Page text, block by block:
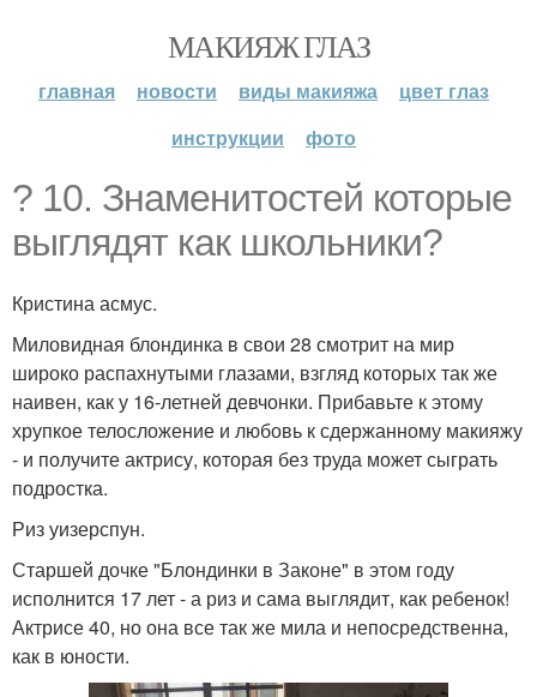
МАКИЯЖ ГЛАЗ
главная новости виды макияжа
цвет глаз
инструкции
фото
? 10. Знаменитостей которые
выглядят как школьники?
Кристина асмус.
Миловидная блондинка в свои 28 смотрит на мир
широко распахнутыми глазами, взгляд которых так же
наивен, как у 16-летней девчонки. Прибавьте к этому
хрупкое телосложение и любовь к сдержанному макияжу
- и получите актрису, которая без труда может сыграть
подростка.
Риз уизерспун.
Старшей дочке "Блондинки в Законе" в этом году
исполнится 17 лет - а риз и сама выглядит, как ребенок!
Актрисе 40, но она все так же мила и непосредственна,
как в юности.